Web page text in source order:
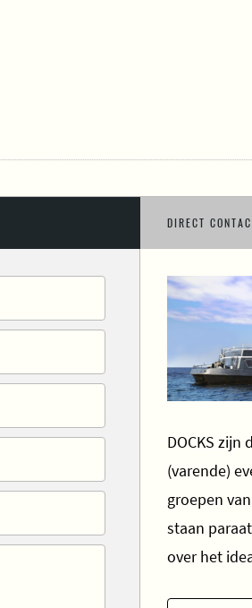
DIRECT
DOCKS
(varende)
groepen
staan
over het